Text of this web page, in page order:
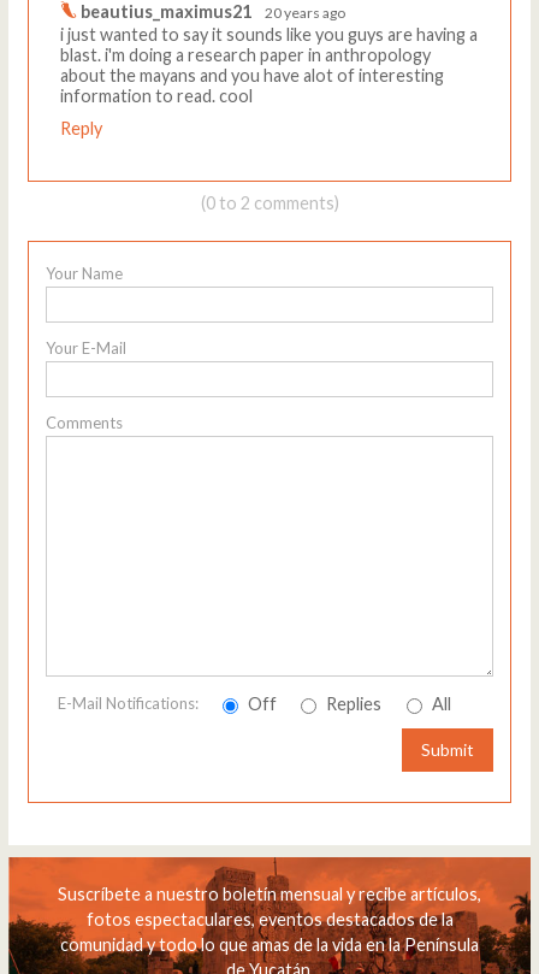
beautius_maximus21 20 years ago
i just wanted to say it sounds like you guys are having a
blast. i'm doing a research paper in anthropology
about the mayans and you have alot of interesting
information to read. cool
Reply
(0 to 2 comments)
Your Name
Your E-Mail
Comments
E-Mail Notifications: Off Replies All
Submit
Suscríbete a nuestro boletín mensual y recibe artículos,
fotos espectaculares, eventos destacados de la
comunidad y todo lo que amas de la vida en la Península
de Yucatán.